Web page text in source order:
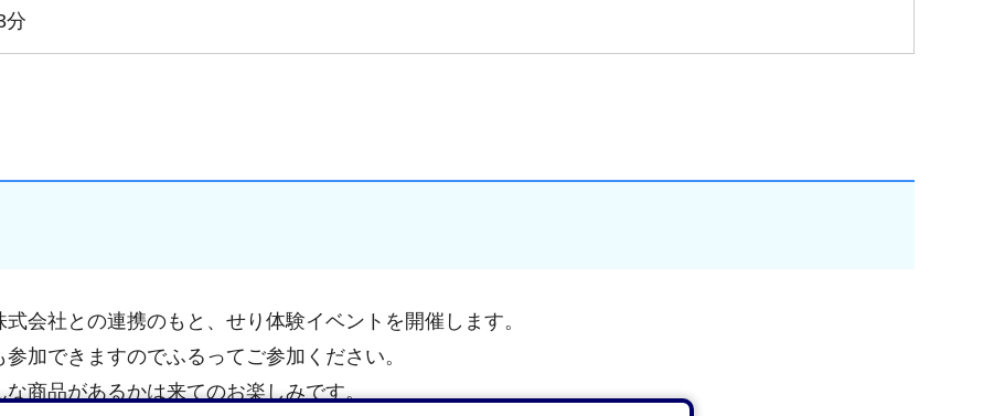
分
会社との連携のもと、せり体験イベントを開催します。
加できますのでふるってご参加ください。
商品があるかは来てのお楽しみです。